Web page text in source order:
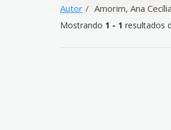
Autor Amorim, Ana
Mostrando 1 - 1 resultados